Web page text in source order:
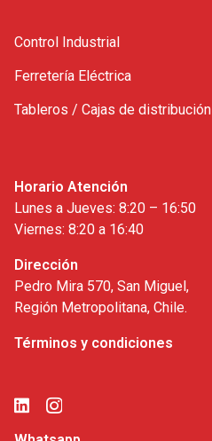
Control Industrial
Ferretería Eléctrica
Tableros / Cajas de distribución
Horario Atención
Lunes a Jueves: 8:20 – 16:50
Viernes: 8:20 a 16:40
Dirección
Pedro Mira 570, San Miguel,
Región Metropolitana, Chile.
Términos y condiciones